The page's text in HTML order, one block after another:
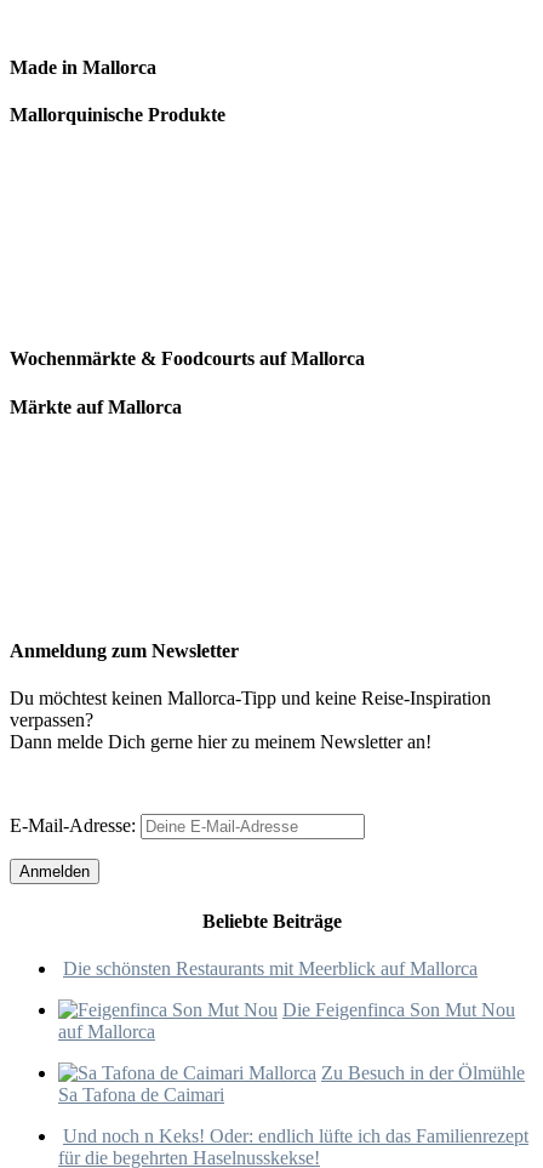
Made in Mallorca
Mallorquinische Produkte
Wochenmärkte & Foodcourts auf Mallorca
Märkte auf Mallorca
Anmeldung zum Newsletter
Du möchtest keinen Mallorca-Tipp und keine Reise-Inspiration
verpassen?
Dann melde Dich gerne hier zu meinem Newsletter an!
E-Mail-Adresse:
Beliebte Beiträge
Die schönsten Restaurants mit Meerblick auf Mallorca
Die Feigenfinca Son Mut Nou
auf Mallorca
Zu Besuch in der Ölmühle
Sa Tafona de Caimari
Und noch n Keks! Oder: endlich lüfte ich das Familienrezept
für die begehrten Haselnusskekse!